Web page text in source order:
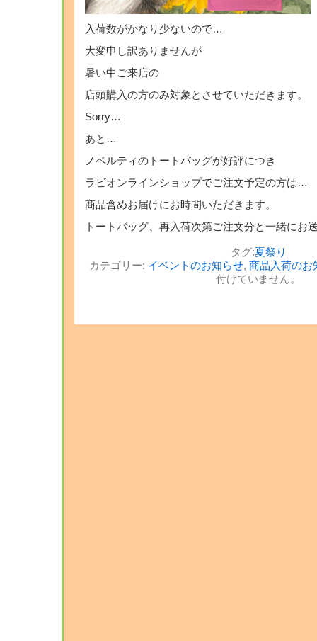
入荷数がかなり少ないので…
大変申し訳ありませんが
暑い中ご来店の
店頭購入の方のみ対象とさせていただきます。
Sorry…
あと…
ノベルティのトートバッグが好評につき
ラビオンラインショップでご注文予定の方は…
商品含めお届けにお時間いただきます。
トートバッグ、再入荷次第ご注文分と一緒にお
タグ:夏祭り
カテゴリー: イベントのお知らせ, 商品入荷のお
付けていません。